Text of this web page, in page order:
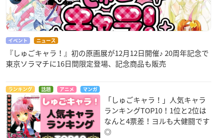
イベント ニュース
『しゅごキャラ！』初の原画展が12月12日開催♪ 20周年記念で
東京ソラマチに16日間限定登場、記念商品も販売
ランキング 話題 アニメ マンガ
「しゅごキャラ！」人気キャラ
ランキングTOP10！1位と2位は
なんと4票差！ヨルも大健闘です
◎